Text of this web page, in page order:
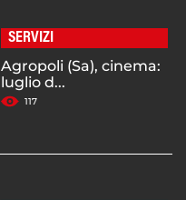
SERVIZI
Agropoli (Sa), cinema:
luglio d...
117